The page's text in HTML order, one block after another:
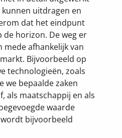
uitdragen en
dat het eindpunt
de horizon. De weg er
mede afhankelijk van
Bijvoorbeeld op
technologieën, zoals
we bepaalde zaken
als maatschappij en als
waarde
bijvoorbeeld